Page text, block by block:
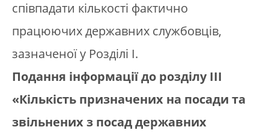
співпадати кількості фактично
працюючих державних службовців,
зазначеної у Розділі І.
Подання інформації до розділу ІІІ
«Кількість призначених на посади та
звільнених з посад державних